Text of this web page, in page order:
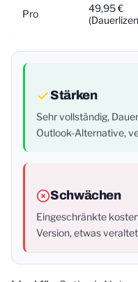
Pro
49,95 €
Stärken
Sehr vollständig,
Outlook-Alternative,
Schwächen
Eingeschränkte
Version, etwas